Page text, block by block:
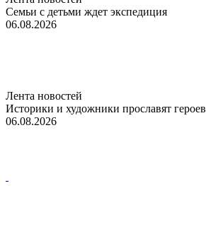
Семьи с детьми ждет экспедиция
06.08.2026
Лента новостей
Историки и художники прославят героев
06.08.2026